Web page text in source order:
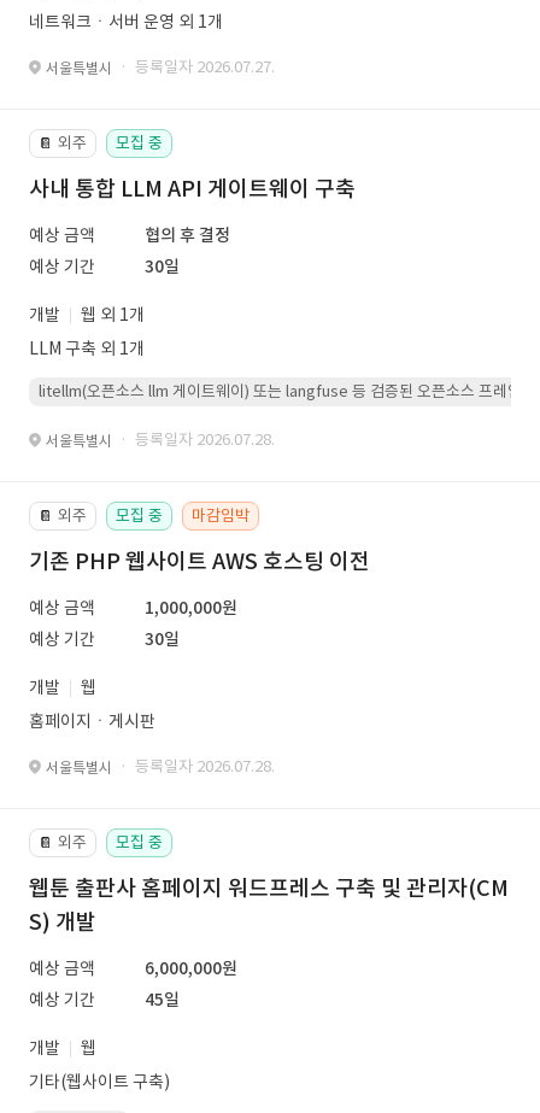
네트워크ㆍ서버 운영 외 1개
서울특별시 · 등록일자 2026.07.27.
📔 외주 모집 중
사내 통합 LLM API 게이트웨이 구축
예상 금액
협의 후 결정
예상 기간
30일
개발
웹 외 1개
LLM 구축 외 1개
litellm(오픈소스 llm 게이트웨이) 또는 langfuse 등 검증된 오픈소스 프레임워
서울특별시 · 등록일자 2026.07.28.
📔 외주 모집 중 마감임박
기존 PHP 웹사이트 AWS 호스팅 이전
예상 금액
1,000,000원
예상 기간
30일
개발
웹
홈페이지ㆍ게시판
서울특별시 · 등록일자 2026.07.28.
📔 외주 모집 중
웹툰 출판사 홈페이지 워드프레스 구축 및 관리자(CM
S) 개발
예상 금액
6,000,000원
예상 기간
45일
개발
웹
기타(웹사이트 구축)